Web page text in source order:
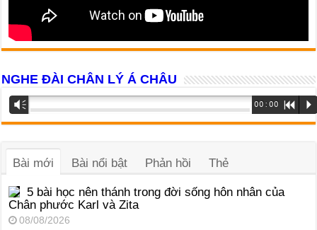
NGHE ĐÀI CHÂN LÝ Á CHÂU
Trình
phát
âm
Vm 00:00 R P
Bài mới Bài nổi bật Phản hồi Thẻ
5 bài học nên thánh trong đời sống hôn nhân của
Chân phước Karl và Zita
08/08/2026